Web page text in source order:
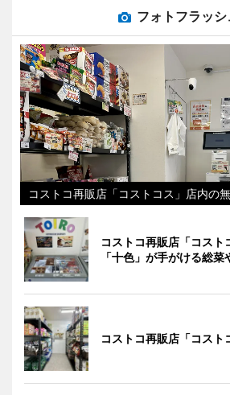
フォトフラッシ
コストコ再販店「コストコス」店内の
コストコ再販店「コスト
「十色」が手がける総菜
コストコ再販店「コスト